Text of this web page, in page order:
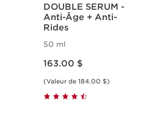
DOUBLE SERUM -
Anti-Âge + Anti-
Rides
50 ml
163.00 $
(Valeur de 184.00 $)